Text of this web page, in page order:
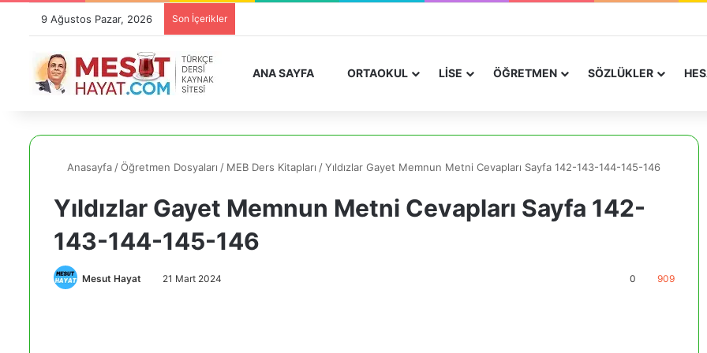
9 Ağustos Pazar, 2026 Son İçerikler
ANA SAYFA ORTAOKUL LİSE ÖĞRETMEN SÖZLÜKLER
Anasayfa /Öğretmen Dosyaları / MEB Ders Kitapları /Yıldızlar Gayet Memnun Metni Cevapları Sayfa 142-143-144-145-146
Yıldızlar Gayet Memnun Metni Cevapları Sayfa 142-
143-144-145-146
Mesut Hayat 21 Mart 2024 0 909